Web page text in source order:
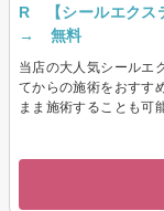
R 【シールエクス
→ 無料
当店の大人気シールエ
てからの施術をおすす
まま施術することも可